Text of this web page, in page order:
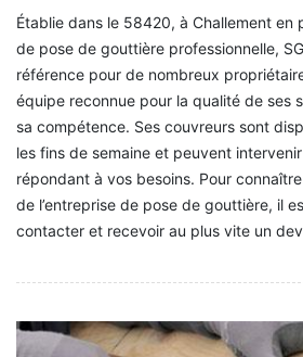
Établie dans le 58420, à Challement en
de pose de gouttière professionnelle,
référence pour de nombreux
équipe reconnue pour la qualité de ses
sa compétence. Ses couvreurs sont
les fins de semaine et peuvent
répondant à vos besoins. Pour
de l’entreprise de pose de gouttière, il
contacter et recevoir au plus vite un